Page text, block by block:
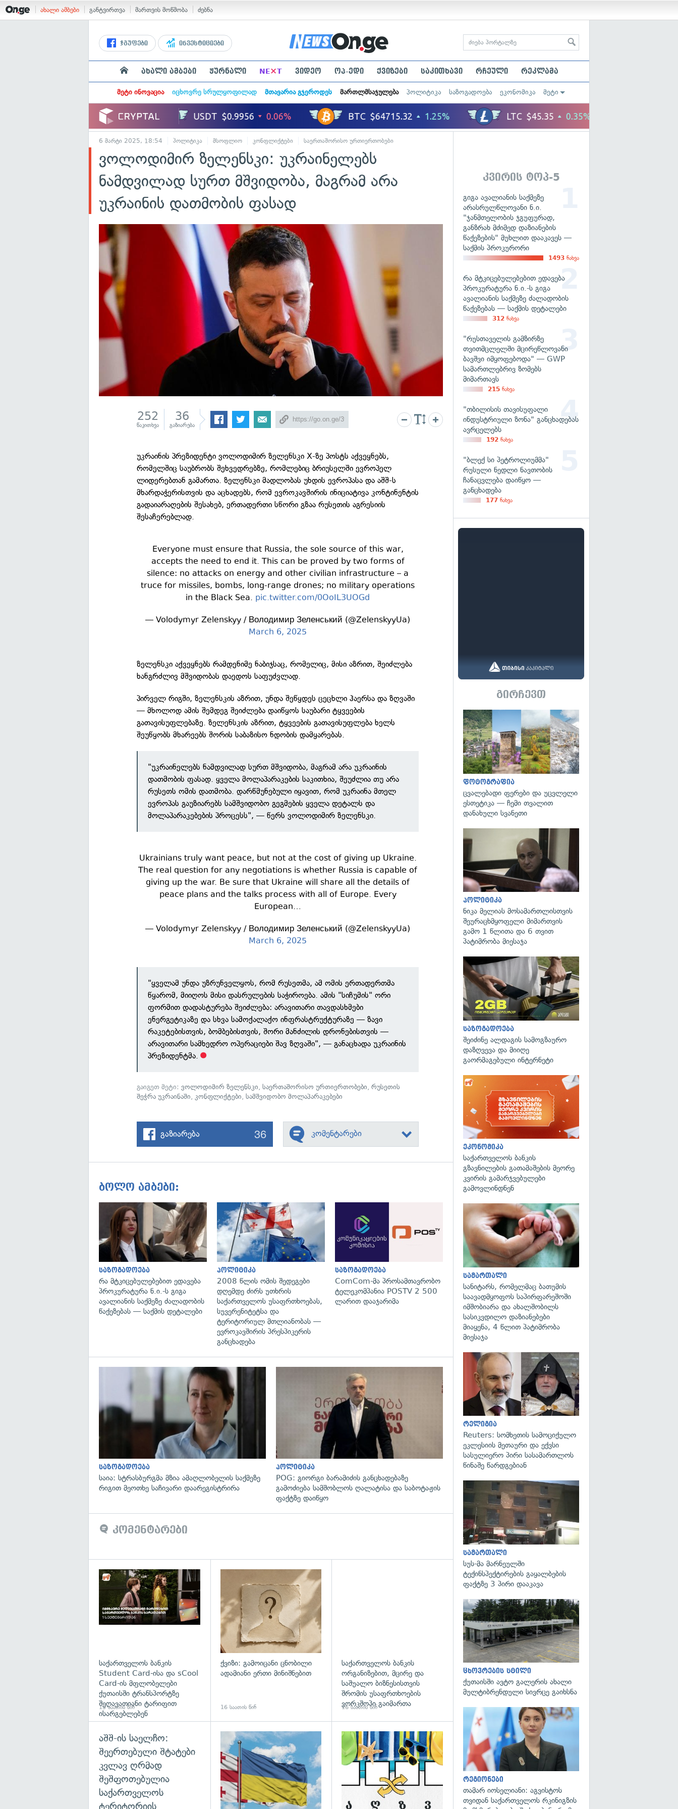
ახალი ამბები განტვირთვა მართვის მოწმობა ძებნა
ჯგუფები ინვესტიციები
ახალი ამბები ჟურნალი NE×T ვიდეო ოპ-ედი ქვიზები საკითხავი რჩეული რეკლამა
მეტი ინოვაცია იცხოვრე სრულყოფილად მთავარია გჯეროდეს მართლმსაჯულება პოლიტიკა საზოგადოება ეკონომიკა მეტი
6 მარტი 2025, 18:54 პოლიტიკა მსოფლიო კონფლიქტები საერთაშორისო ურთიერთობები
ვოლოდიმირ ზელენსკი: უკრაინელებს
ნამდვილად სურთ მშვიდობა, მაგრამ არა
უკრაინის დათმობის ფასად
252
წაკითხვა
36
გაზიარება
უკრაინის პრეზიდენტი ვოლოდიმირ ზელენსკი X-ზე პოსტს აქვეყნებს,
რომელშიც საუბრობს შეხვედრებზე, რომლებიც ბრიუსელში ევროპელ
ლიდერებთან გამართა. ზელენსკი მადლობას უხდის ევროპასა და აშშ-ს
მხარდაჭერისთვის და აცხადებს, რომ ევროკავშირის ინიციატივა კონტინენტის
გადაიარაღების შესახებ, ერთადერთი სწორი გზაა რუსეთის აგრესიის
შესაჩერებლად.
Everyone must ensure that Russia, the sole source of this war,
accepts the need to end it. This can be proved by two forms of
silence: no attacks on energy and other civilian infrastructure – a
truce for missiles, bombs, long-range drones; no military operations
in the Black Sea. pic.twitter.com/0OoIL3UOGd
— Volodymyr Zelenskyy / Володимир Зеленський (@ZelenskyyUa)
March 6, 2025
ზელენსკი აქვეყნებს რამდენიმე ნაბიჯსაც, რომელიც, მისი აზრით, შეიძლება
ხანგრძლივ მშვიდობას დაედოს საფუძვლად.
პირველ რიგში, ზელენსკის აზრით, უნდა შეწყდეს ცეცხლი ჰაერსა და ზღვაში
— მხოლოდ ამის შემდეგ შეიძლება დაიწყოს საუბარი ტყვეების
გათავისუფლებაზე. ზელენსკის აზრით, ტყვეების გათავისუფლება ხელს
შეუწყობს მხარეებს შორის საბაზისო ნდობის დამყარებას.
"უკრაინელებს ნამდვილად სურთ მშვიდობა, მაგრამ არა უკრაინის
დათმობის ფასად. ყველა მოლაპარაკების საკითხია, შეუძლია თუ არა
რუსეთს ომის დათმობა. დარწმუნებული იყავით, რომ უკრაინა მთელ
ევროპას გაუზიარებს სამშვიდობო გეგმების ყველა დეტალს და
მოლაპარაკებების პროცესს", — წერს ვოლოდიმირ ზელენსკი.
Ukrainians truly want peace, but not at the cost of giving up Ukraine.
The real question for any negotiations is whether Russia is capable of
giving up the war. Be sure that Ukraine will share all the details of
peace plans and the talks process with all of Europe. Every
European…
— Volodymyr Zelenskyy / Володимир Зеленський (@ZelenskyyUa)
March 6, 2025
"ყველამ უნდა უზრუნველყოს, რომ რუსეთმა, ამ ომის ერთადერთმა
წყარომ, მიიღოს მისი დასრულების საჭიროება. ამის "სიჩუმის" ორი
ფორმით დადასტურება შეიძლება: არავითარი თავდასხმები
ენერგეტიკაზე და სხვა სამოქალაქო ინფრასტრუქტურაზე — ზავი
რაკეტებისთვის, ბომბებისთვის, შორი მანძილის დრონებისთვის —
არავითარი სამხედრო ოპერაციები შავ ზღვაში", — განაცხადა უკრაინის
პრეზიდენტმა.
გაიგეთ მეტი:ვოლოდიმირ ზელენსკი,საერთაშორისო ურთიერთობები,რუსეთის
შეჭრა უკრაინაში,კონფლიქტები,სამშვიდობო მოლაპარაკებები
გაზიარება 36 კომენტარები
ბოლო ამბები:
გადახედვა
საზოგადოება
რა მტკიცებულებებით ედავება
პროკურატურა ნ.ი.-ს გიგა
ავალიანის საქმეზე ძალადობის
წაქეზებას — საქმის დეტალები
პოლიტიკა
2008 წლის ომის შედეგები
დღემდე ძირს უთხრის
საქართველოს უსაფრთხოებას,
სუვერენიტეტსა და
ტერიტორიულ მთლიანობას —
ევროკავშირის პრესპიკერის
განცხადება
გადახედვა
საზოგადოება
ComCom-მა პროსამთავრობო
ტელეკომპანია POSTV 2 500
ლარით დააჯარიმა
საზოგადოება
საია: სტრასბურგმა მზია ამაღლობელის საქმეზე
რიგით მეოთხე საჩივარი დაარეგისტრირა
გადახედვა
პოლიტიკა
POG: გიორგი ბარამიძის განცხადებაზე
გამოძიება სამშობლოს ღალატისა და საბოტაჟის
ფაქტზე დაიწყო
კომენტარები
საქართველოს ბანკის
Student Card-ისა და sCool
Card-ის მფლობელები
ქუთაისში ტრანსპორტზე
შეღავათიანი ტარიფით
ისარგებლებენ
15 საათის წინ
ქვიზი: გამოიცანი ცნობილი
ადამიანი ერთი მინიშნებით
16 საათის წინ
საქართველოს ბანკის
ორგანიზებით, მცირე და
საშუალო ბიზნესისთვის
შრომის უსაფრთხოების
ვორკშოპი გაიმართა
16 საათის წინ
აშშ-ის საელჩო:
შეერთებული შტატები
კვლავ ღრმად
შეშფოთებულია
საქართველოს
ტერიტორიის
გადახედვა გადახედვა
კვირის ტოპ-5
გიგა ავალიანის საქმეზე
არასრულწლოვანი ნ.ი.
"ჯანმთელობის ჯგუფურად,
განზრახ მძიმედ დაზიანების
წაქეზების" მუხლით დააკავეს —
საქმის პროკურორი
1493 ნახვა
რა მტკიცებულებებით ედავება
პროკურატურა ნ.ი.-ს გიგა
ავალიანის საქმეზე ძალადობის
წაქეზებას — საქმის დეტალები
312 ნახვა
"რუსთაველის გამზირზე
თვითმცლელში მცირეწლოვანი
ბავშვი იმყოფებოდა" — GWP
სამართლებრივ ზომებს
მიმართავს
215 ნახვა
"თბილისის თავისუფალი
ინდუსტრიული ზონა" განცხადებას
ავრცელებს
192 ნახვა
"ბლექ სი პეტროლიუმმა"
რუსული ნედლი ნავთობის
ჩანაცვლება დაიწყო —
განცხადება
177 ნახვა
გირჩევთ
ფოტოგრაფია
ცვალებადი ფერები და უცვლელი
ესთეტიკა — ჩემი თვალით
დანახული სვანეთი
პოლიტიკა
ნიკა მელიას მოსამართლისთვის
შეურაცხმყოფელი მიმართვის
გამო 1 წლითა და 6 თვით
პატიმრობა მიესაჯა
საზოგადოება
შეიძინე ალდაგის სამოგზაურო
დაზღვევა და მიიღე
გაორმაგებული ინტერნეტი
ეკონომიკა
საქართველოს ბანკის
გზავნილების გათამაშების მეორე
კვირის გამარჯვებულები
გამოვლინდნენ
სამართალი
სანიტარს, რომელმაც ბათუმის
საავადმყოფოს საპირფარეშოში
იმშობიარა და ახალშობილს
სასიკვდილო დაზიანებები
მიაყენა, 4 წლით პატიმრობა
მიესაჯა
რელიგია
Reuters: სომხეთის სამოციქულო
ეკლესიის მეთაური და ექვსი
სასულიერო პირი სასამართლოს
წინაშე წარდგებიან
სამართალი
სუს-მა მარნეულში
ტექინსპექტირების გაყალბების
ფაქტზე 3 პირი დააკავა
ცხოვრების სტილი
ქუთაისში ავტო გალერის ახალი
მულტიბრენდული სივრცე გაიხსნა
რეგიონები
თამარ იოსელიანი: აგვისტოს
თვიდან საქართველოს რკინიგზის